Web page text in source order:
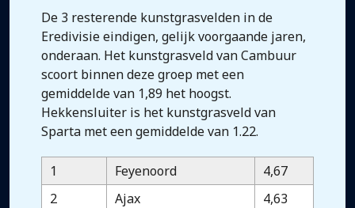
De 3 resterende kunstgrasvelden in de
Eredivisie eindigen, gelijk voorgaande jaren,
onderaan. Het kunstgrasveld van Cambuur
scoort binnen deze groep met een
gemiddelde van 1,89 het hoogst.
Hekkensluiter is het kunstgrasveld van
Sparta met een gemiddelde van 1.22.
1 Feyenoord
4,67
2
Ajax
4,63